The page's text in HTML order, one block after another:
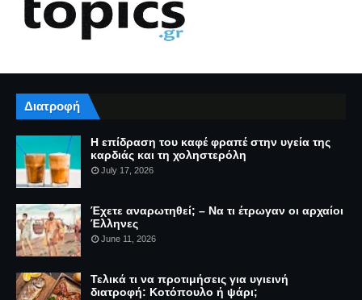
Διατροφή
Η επίδραση του καφέ φραπέ στην υγεία της
καρδιάς και τη χοληστερόλη
July 17, 2026
Έχετε αναρωτηθεί; – Να τι έτρωγαν οι αρχαίοι
Έλληνες
June 11, 2026
Τελικά τι να προτιμήσεις για υγιεινή
διατροφή: Κοτόπουλο ή ψάρι;